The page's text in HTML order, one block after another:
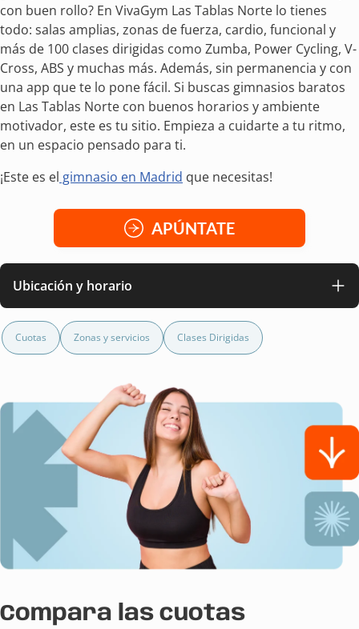
con buen rollo? En VivaGym Las Tablas Norte lo tienes
todo: salas amplias, zonas de fuerza, cardio, funcional y
más de 100 clases dirigidas como Zumba, Power Cycling, V-
Cross, ABS y muchas más. Además, sin permanencia y con
una app que te lo pone fácil. Si buscas gimnasios baratos
en Las Tablas Norte con buenos horarios y ambiente
motivador, este es tu sitio. Empieza a cuidarte a tu ritmo,
en un espacio pensado para ti.
¡Este es el gimnasio en Madrid que necesitas!
APÚNTATE
Ubicación y horario
Cuotas Zonas y servicios Clases Dirigidas
Compara las cuotas